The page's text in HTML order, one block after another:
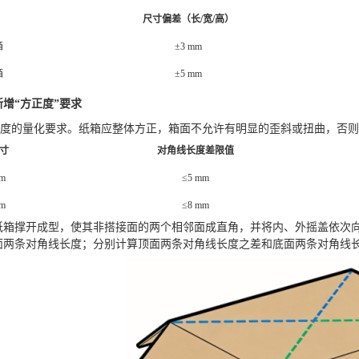
尺寸偏差（长/宽/高）
±3 mm
±5 mm
增“方正度”要求
的量化要求。 纸箱应整体方正，箱面不允许有明显的歪斜或扭曲，否
对角线长度差限值
≤5 mm
≤8 mm
箱撑开成型，使其非搭接面的两个相邻面成直角，并将内、外摇盖依次
条对角线长度；分别计算顶面两条对角线长度之差和底面两条对角线